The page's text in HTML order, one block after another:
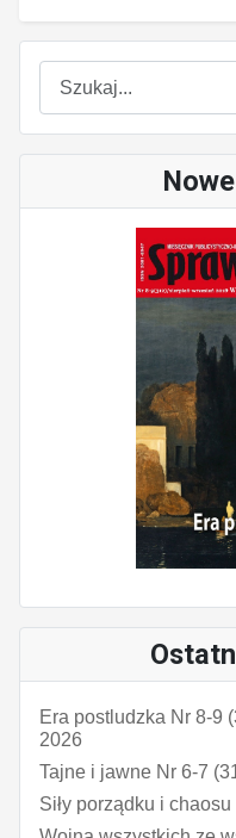
Szukaj
Era postludzka Nr 8-9
2026
Tajne i jawne Nr 6-7
Siły porządku i